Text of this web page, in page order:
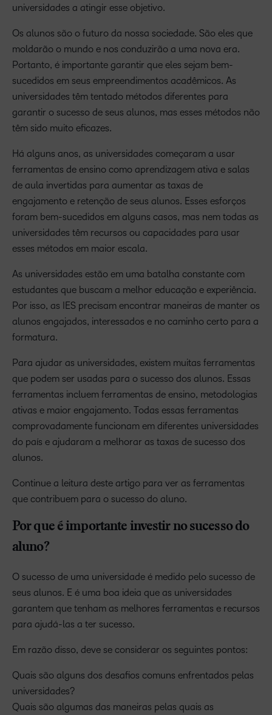
universidades a atingir esse objetivo.
Os alunos são o futuro da nossa sociedade. São eles que
moldarão o mundo e nos conduzirão a uma nova era.
Portanto, é importante garantir que eles sejam bem-
sucedidos em seus empreendimentos acadêmicos. As
universidades têm tentado métodos diferentes para
garantir o sucesso de seus alunos, mas esses métodos não
têm sido muito eficazes.
Há alguns anos, as universidades começaram a usar
ferramentas de ensino como aprendizagem ativa e salas
de aula invertidas para aumentar as taxas de
engajamento e retenção de seus alunos. Esses esforços
foram bem-sucedidos em alguns casos, mas nem todas as
universidades têm recursos ou capacidades para usar
esses métodos em maior escala.
As universidades estão em uma batalha constante com
estudantes que buscam a melhor educação e experiência.
Por isso, as IES precisam encontrar maneiras de manter os
alunos engajados, interessados ​​e no caminho certo para a
formatura.
Para ajudar as universidades, existem muitas ferramentas
que podem ser usadas para o sucesso dos alunos. Essas
ferramentas incluem ferramentas de ensino, metodologias
ativas e maior engajamento. Todas essas ferramentas
comprovadamente funcionam em diferentes universidades
do país e ajudaram a melhorar as taxas de sucesso dos
alunos.
Continue a leitura deste artigo para ver as ferramentas
que contribuem para o sucesso do aluno.
Por que é importante investir no sucesso do
aluno?
O sucesso de uma universidade é medido pelo sucesso de
seus alunos. E é uma boa ideia que as universidades
garantem que tenham as melhores ferramentas e recursos
para ajudá-las a ter sucesso.
Em razão disso, deve se considerar os seguintes pontos:
Quais são alguns dos desafios comuns enfrentados pelas
universidades?
Quais são algumas das maneiras pelas quais as